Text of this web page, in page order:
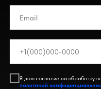
Я даю согласие на обработку
политикой